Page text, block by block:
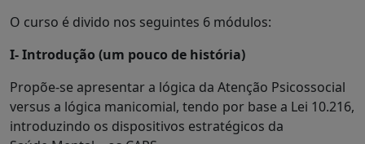
O curso é divido nos seguintes 6 módulos:
I- Introdução (um pouco de história)
Propõe-se apresentar a lógica da Atenção Psicossocial
versus a lógica manicomial, tendo por base a Lei 10.216,
introduzindo os dispositivos estratégicos da